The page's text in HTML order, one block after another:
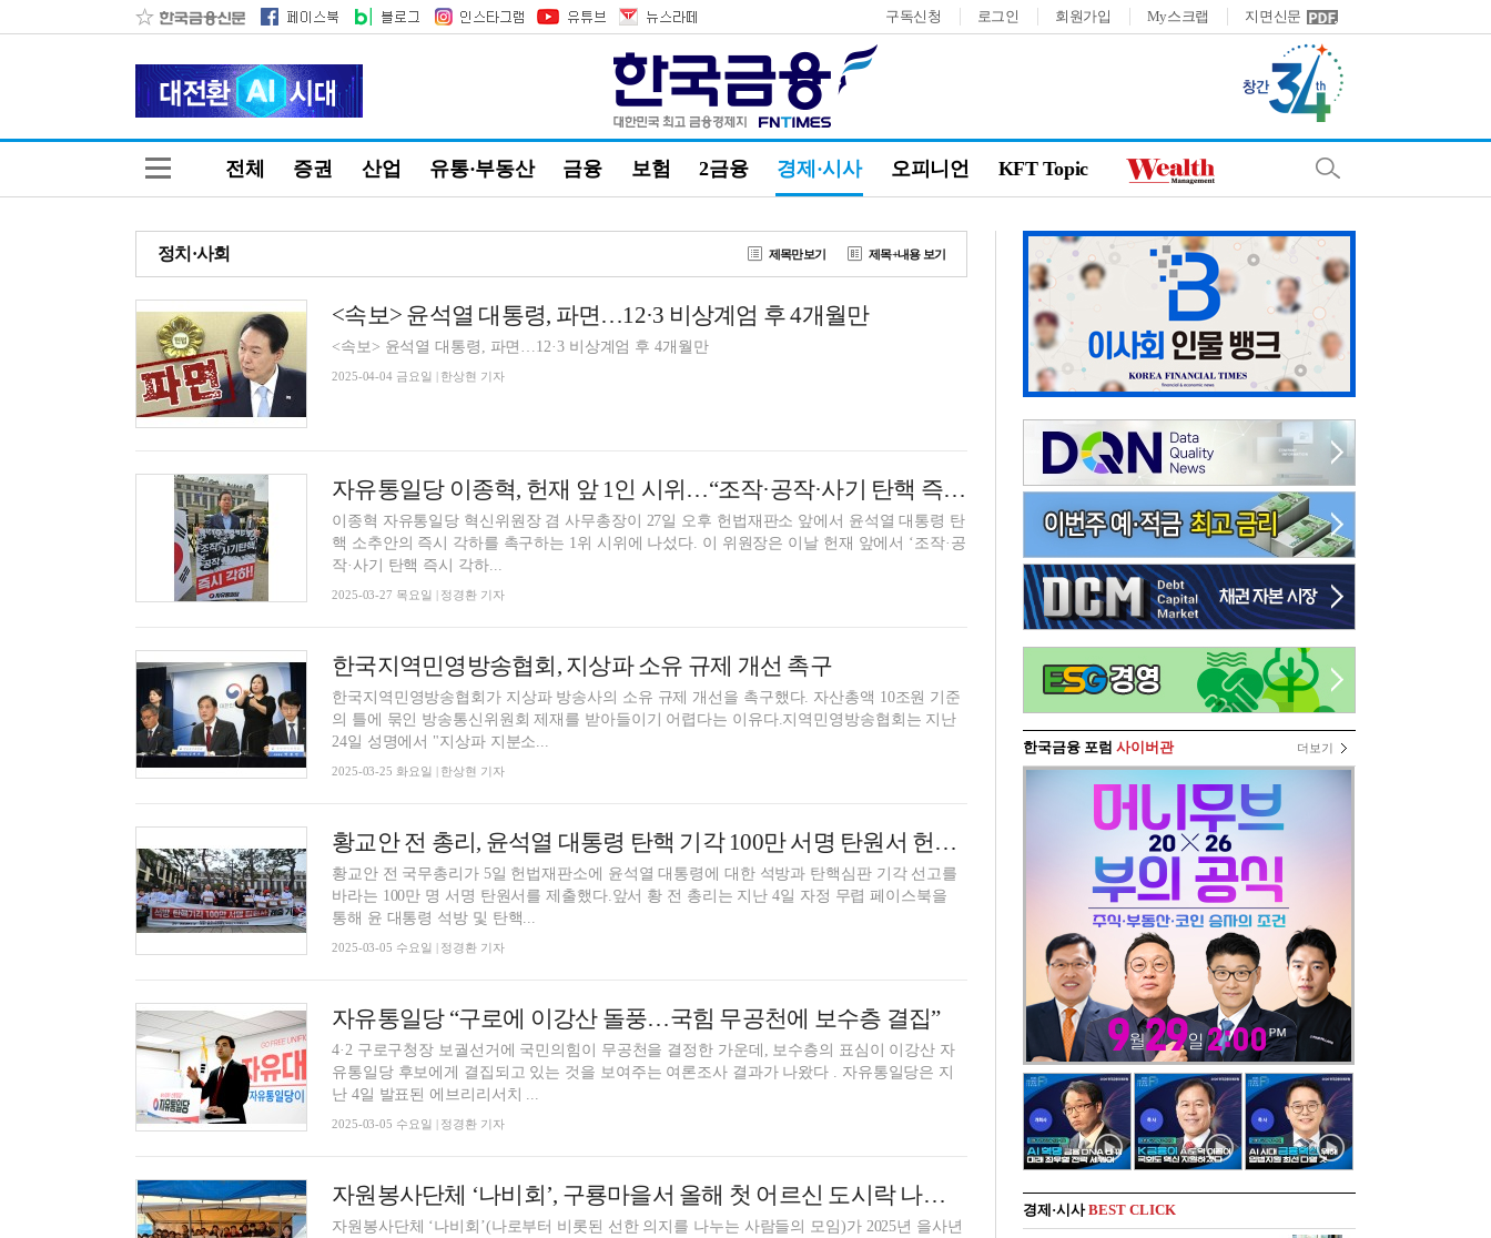
구독신청 로그인 회원가입 My스크랩 지면신문
전체 증권 산업 유통·부동산 금융 보험 2금융 경제·시사 오피니언 KFT Topic
정치·사회 제목만보기 제목+내용 보기
<속보> 윤석열 대통령, 파면…12·3 비상계엄 후 4개월만
<속보> 윤석열 대통령, 파면…12·3 비상계엄 후 4개월만
2025-04-04 금요일 | 한상현 기자
자유통일당 이종혁, 헌재 앞 1인 시위…“조작·공작·사기 탄핵 즉시 각하해야”
이종혁 자유통일당 혁신위원장 겸 사무총장이 27일 오후 헌법재판소 앞에서 윤석열 대통령 탄
핵 소추안의 즉시 각하를 촉구하는 1위 시위에 나섰다. 이 위원장은 이날 헌재 앞에서 ‘조작·공
작·사기 탄핵 즉시 각하...
2025-03-27 목요일 | 정경환 기자
한국지역민영방송협회, 지상파 소유 규제 개선 촉구
한국지역민영방송협회가 지상파 방송사의 소유 규제 개선을 촉구했다. 자산총액 10조원 기준
의 틀에 묶인 방송통신위원회 제재를 받아들이기 어렵다는 이유다.지역민영방송협회는 지난
24일 성명에서 "지상파 지분소...
2025-03-25 화요일 | 한상현 기자
황교안 전 총리, 윤석열 대통령 탄핵 기각 100만 서명 탄원서 헌재 제출
황교안 전 국무총리가 5일 헌법재판소에 윤석열 대통령에 대한 석방과 탄핵심판 기각 선고를
바라는 100만 명 서명 탄원서를 제출했다.앞서 황 전 총리는 지난 4일 자정 무렵 페이스북을
통해 윤 대통령 석방 및 탄핵...
2025-03-05 수요일 | 정경환 기자
자유통일당 “구로에 이강산 돌풍…국힘 무공천에 보수층 결집”
4·2 구로구청장 보궐선거에 국민의힘이 무공천을 결정한 가운데, 보수층의 표심이 이강산 자
유통일당 후보에게 결집되고 있는 것을 보여주는 여론조사 결과가 나왔다 . 자유통일당은 지
난 4일 발표된 에브리리서치 ...
2025-03-05 수요일 | 정경환 기자
자원봉사단체 ‘나비회’, 구룡마을서 올해 첫 어르신 도시락 나눔 봉사 진행
자원봉사단체 ‘나비회’(나로부터 비롯된 선한 의지를 나누는 사람들의 모임)가 2025년 을사년
한국금융 포럼 사이버관 더보기
경제·시사BEST CLICK